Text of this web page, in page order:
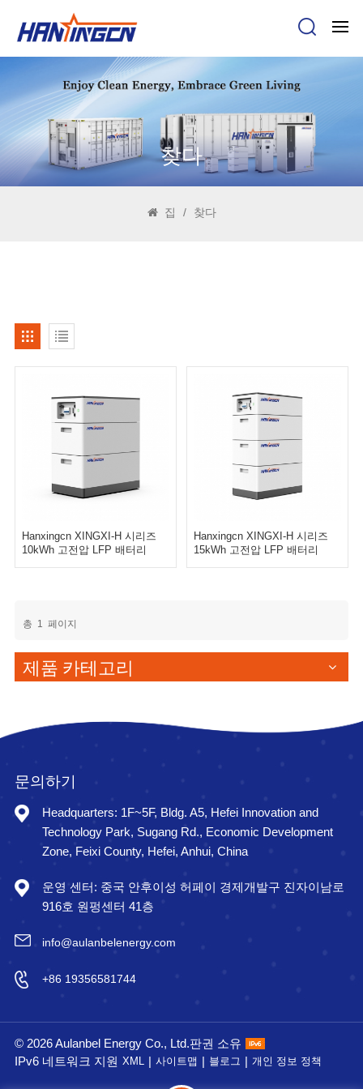
찾다
집 / 찾다
Hanxingcn XINGXI-H 시리즈
10kWh 고전압 LFP 배터리
Hanxingcn XINGXI-H 시리즈
15kWh 고전압 LFP 배터리
총 1 페이지
제품 카테고리
문의하기
Headquarters: 1F~5F, Bldg. A5, Hefei Innovation and
Technology Park, Sugang Rd., Economic Development
Zone, Feixi County, Hefei, Anhui, China
운영 센터: 중국 안후이성 허페이 경제개발구 진자이남로
916호 원펑센터 41층
info@aulanbelenergy.com
+86 19356581744
© 2026 Aulanbel Energy Co., Ltd.판권 소유
IPv6 네트워크 지원 XML | 사이트맵 | 블로그 | 개인 정보 정책